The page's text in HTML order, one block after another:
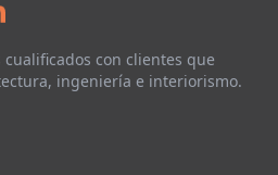
con clientes que
ingeniería e interiorismo.